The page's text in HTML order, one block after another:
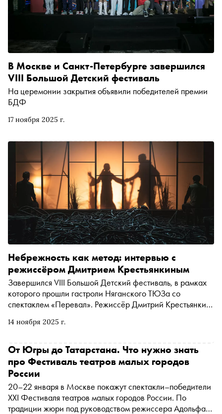
17 ноября 2025 г.
В Москве и Санкт-Петербурге завершился
VIII Большой Детский фестиваль
На церемонии закрытия объявили победителей премии
БДФ
14 ноября 2025 г.
Небрежность как метод: интервью с
режиссёром Дмитрием Крестьянкиным
Завершился VIII Большой Детский фестиваль, в рамках
которого прошли гастроли Няганского ТЮЗа со
спектаклем «Перевал». Режиссёр Дмитрий Крестьянкин
мрачных фантазий Кира Булычёва, чувствительности
несовершенный спектакль зачастую доставляет больше
радости, чем идеальный
От Югры до Татарстана. Что нужно знать
про Фестиваль театров малых городов
России
20–22 января в Москве покажут спектакли–победители
XXI Фестиваля театров малых городов России. По
традиции жюри под руководством режиссера Адольфа